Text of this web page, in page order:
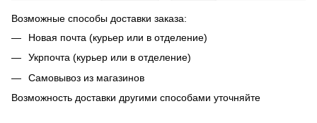
Возможные способы доставки заказа:
Новая почта (курьер или в отделение)
Укрпочта (курьер или в отделение)
Самовывоз из магазинов
Возможность доставки другими способами уточняйте